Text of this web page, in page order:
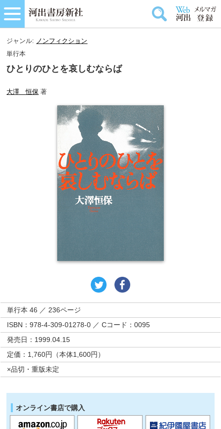
ジャンル: ノンフィクション
単行本
ひとりのひとを哀しむならば
大澤 恒保 著
単行本 46 ／ 236ページ
ISBN：978-4-309-01278-0 ／ Cコード：0095
発売日：1999.04.15
定価：1,760円（本体1,600円）
×品切・重版未定
オンライン書店で購入